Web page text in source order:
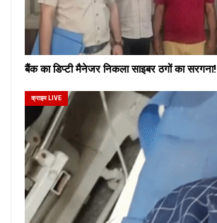
बैंक का डिप्टी मैनेजर निकला साइबर ठगों का सरगना!
क्राइम LIVE